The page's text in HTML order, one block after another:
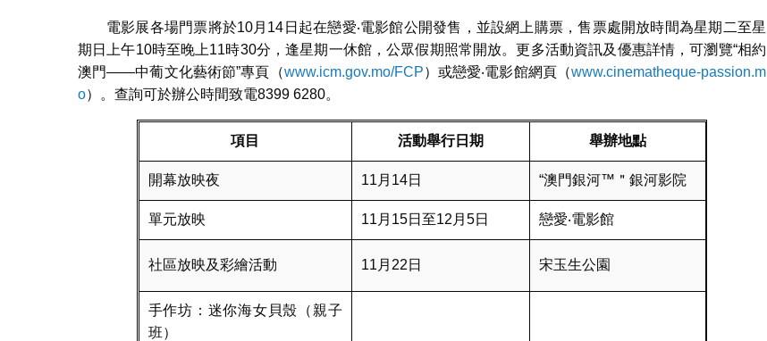
電影展各場門票將於10月14日起在戀愛‧電影館公開發售，並設網上購票，售票處開放時間為星期二至星
期日上午10時至晚上11時30分，逢星期一休館，公眾假期照常開放。更多活動資訊及優惠詳情，可瀏覽“相約
澳門——中葡文化藝術節”專頁（www.icm.gov.mo/FCP）或戀愛‧電影館網頁（www.cinematheque-passion.m
o）。查詢可於辦公時間致電8399 6280。
項目 活動舉行日期 舉辦地點
開幕放映夜 11月14日 “澳門銀河™＂銀河影院
單元放映 11月15日至12月5日 戀愛‧電影館
社區放映及彩繪活動 11月22日 宋玉生公園
手作坊：迷你海女貝殼（親子
班）